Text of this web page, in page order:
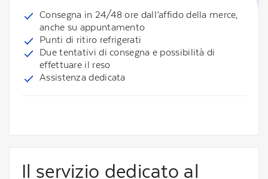
Consegna in 24/48 ore dall’affido della merce,
anche su appuntamento
Punti di ritiro refrigerati
Due tentativi di consegna e possibilità di
effettuare il reso
Assistenza dedicata
Il servizio dedicato al